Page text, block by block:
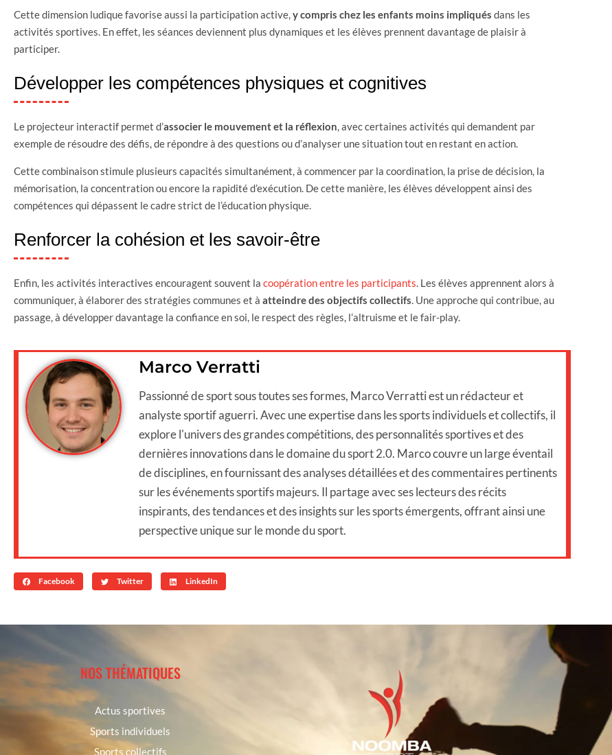
Cette dimension ludique favorise aussi la participation active,y compris chez les enfants moins impliqués dans les
activités sportives. En effet, les séances deviennent plus dynamiques et les élèves prennent davantage de plaisir à
participer.
Développer les compétences physiques et cognitives
Le projecteur interactif permet d’associer le mouvement et la réflexion, avec certaines activités qui demandent par
exemple de résoudre des défis, de répondre à des questions ou d’analyser une situation tout en restant en action.
Cette combinaison stimule plusieurs capacités simultanément, à commencer par la coordination, la prise de décision, la
mémorisation, la concentration ou encore la rapidité d’exécution. De cette manière, les élèves développent ainsi des
compétences qui dépassent le cadre strict de l’éducation physique.
Renforcer la cohésion et les savoir-être
Enfin, les activités interactives encouragent souvent la coopération entre les participants. Les élèves apprennent alors à
communiquer, à élaborer des stratégies communes et à atteindre des objectifs collectifs. Une approche qui contribue, au
passage, à développer davantage la confiance en soi, le respect des règles, l’altruisme et le fair-play.
Marco Verratti
Passionné de sport sous toutes ses formes, Marco Verratti est un rédacteur et
analyste sportif aguerri. Avec une expertise dans les sports individuels et collectifs, il
explore l'univers des grandes compétitions, des personnalités sportives et des
dernières innovations dans le domaine du sport 2.0. Marco couvre un large éventail
de disciplines, en fournissant des analyses détaillées et des commentaires pertinents
sur les événements sportifs majeurs. Il partage avec ses lecteurs des récits
inspirants, des tendances et des insights sur les sports émergents, offrant ainsi une
perspective unique sur le monde du sport.
Facebook Twitter LinkedIn
NOS THÉMATIQUES
Actus sportives
Sports individuels
Sports collectifs